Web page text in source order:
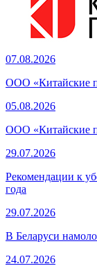
07.08.2026
ООО «Китайские
05.08.2026
ООО «Китайские
29.07.2026
Рекомендации к
года
29.07.2026
В Беларуси
24.07.2026